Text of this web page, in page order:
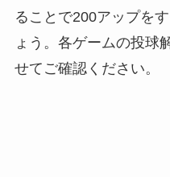
ることで200アップを
ょう。各ゲームの投球
せてご確認ください。